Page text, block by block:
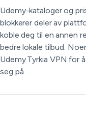
Udemy-kataloger og
blokkerer deler av
koble deg til en annen
bedre lokale tilbud.
Udemy Tyrkia VPN for
seg på.